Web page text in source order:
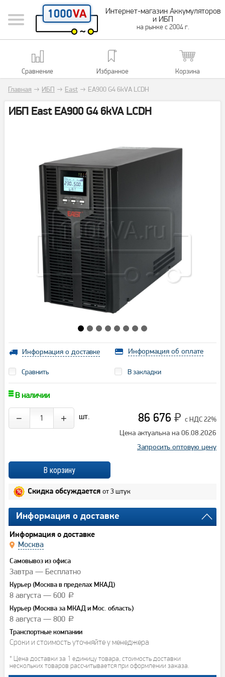
Интернет-магазин Аккумуляторов
и ИБП
на рынке с 2004 г.
Сравнение Избранное Корзина
Главная → ИБП → East → EA900 G4 6kVA LCDH
ИБП East EA900 G4 6kVA LCDH
Информация о доставке Информация об оплате
Сравнить В закладки
В наличии
− + шт. 86 676 ₽ с НДС 22%
Цена актуальна на 06.08.2026
Запросить оптовую цену
Скидка обсуждается от 3 штук
Информация о доставке
Информация о доставке
Москва
Самовывоз из офиса
Завтра — Бесплатно
Курьер (Москва в пределах МКАД)
8 августа — 600 a
Курьер (Москва за МКАД и Мос. область)
8 августа — 800 a
Транспортные компании
Сроки и стоимость уточняйте у менеджера
* Цена доставки за 1 единицу товара, стоимость доставки
нескольких товаров рассчитывается при оформлении заказа.